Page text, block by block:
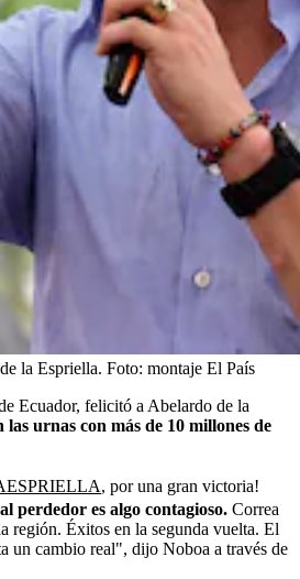
la Espriella. Foto: montaje El País
Ecuador, felicitó a Abelardo de la
urnas con más de 10 millones de
, por una gran victoria!
perdedor es algo contagioso. Correa
región. Éxitos en la segunda vuelta. El
un cambio real", dijo Noboa a través de